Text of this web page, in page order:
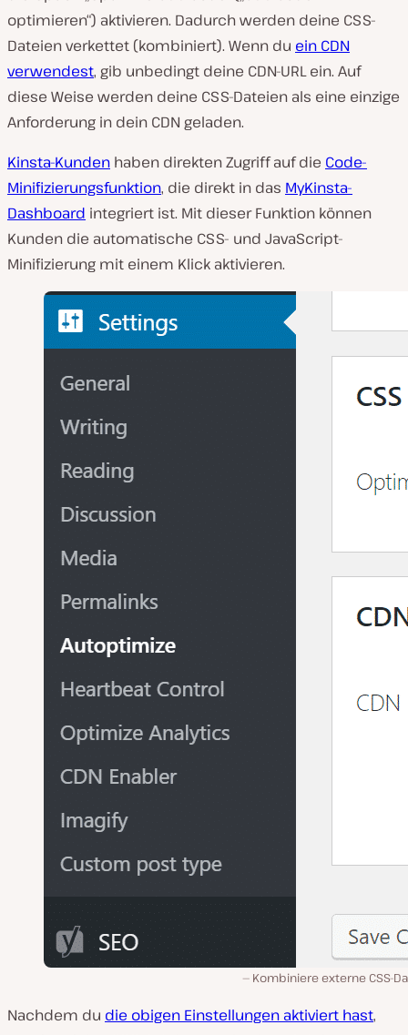
optimieren“) aktivieren. Dadurch werden deine CSS-
Dateien verkettet (kombiniert). Wenn du ein CDN
verwendest, gib unbedingt deine CDN-URL ein. Auf
diese Weise werden deine CSS-Dateien als eine einzige
Anforderung in dein CDN geladen.
Kinsta-Kunden haben direkten Zugriff auf die Code-
Minifizierungsfunktion, die direkt in das MyKinsta-
Dashboard integriert ist. Mit dieser Funktion können
Kunden die automatische CSS- und JavaScript-
Minifizierung mit einem Klick aktivieren.
Kombiniere externe CSS-
Nachdem du die obigen Einstellungen aktiviert hast,